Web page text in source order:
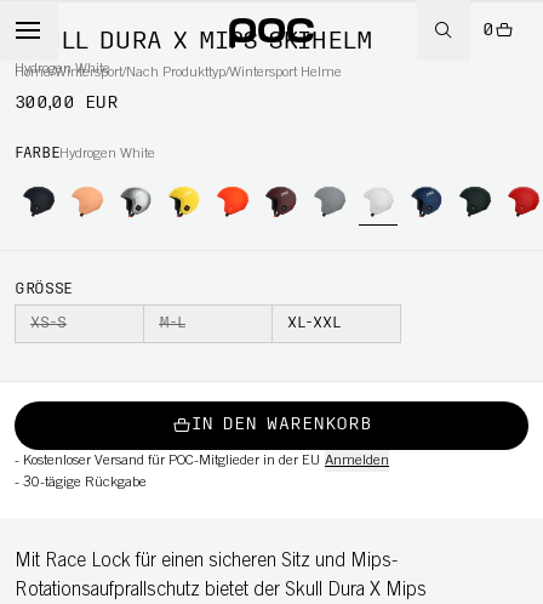
0
Home/Wintersport/Nach Produkttyp/Wintersport Helme
SKULL DURA X MIPS SKIHELM
Hydrogen White
300,00 EUR
FARBEHydrogen White
GRÖSSE
XS-S M-L XL-XXL
IN DEN WARENKORB
- Kostenloser Versand für POC-Mitglieder in der EU Anmelden
- 30-tägige Rückgabe
Mit Race Lock für einen sicheren Sitz und Mips-
Rotationsaufprallschutz bietet der Skull Dura X Mips